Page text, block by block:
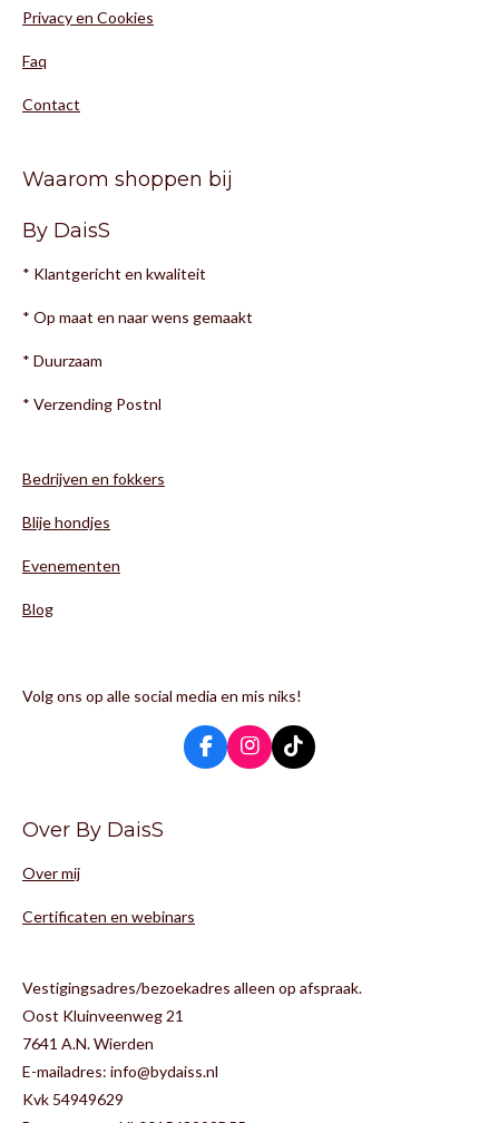
Privacy en Cookies
Faq
Contact
Waarom shoppen bij
By DaisS
* Klantgericht en kwaliteit
* Op maat en naar wens gemaakt
* Duurzaam
* Verzending Postnl
Bedrijven en fokkers
Blije hondjes
Evenementen
Blog
Volg ons op alle social media en mis niks!
F
a
I
n
T
i
Over By DaisS
Over mij
Certificaten en webinars
Vestigingsadres/bezoekadres alleen op afspraak.
Oost Kluinveenweg 21
7641 A.N. Wierden
E-mailadres: info@bydaiss.nl
Kvk 54949629